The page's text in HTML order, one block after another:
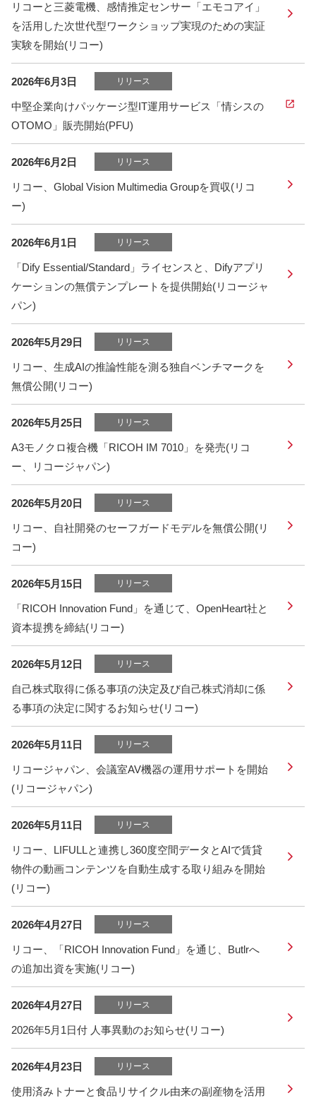
リコーと三菱電機、感情推定センサー「エモコアイ」
を活用した次世代型ワークショップ実現のための実証
実験を開始(リコー)
2026年6月3日 リリース
中堅企業向けパッケージ型IT運用サービス「情シスの
OTOMO」販売開始(PFU)
2026年6月2日 リリース
リコー、Global Vision Multimedia Groupを買収(リコ
ー)
2026年6月1日 リリース
「Dify Essential/Standard」ライセンスと、Difyアプリ
ケーションの無償テンプレートを提供開始(リコージャ
パン)
2026年5月29日 リリース
リコー、生成AIの推論性能を測る独自ベンチマークを
無償公開(リコー)
2026年5月25日 リリース
A3モノクロ複合機「RICOH IM 7010」を発売(リコ
ー、リコージャパン)
2026年5月20日 リリース
リコー、自社開発のセーフガードモデルを無償公開(リ
コー)
2026年5月15日 リリース
「RICOH Innovation Fund」を通じて、OpenHeart社と
資本提携を締結(リコー)
2026年5月12日 リリース
自己株式取得に係る事項の決定及び自己株式消却に係
る事項の決定に関するお知らせ(リコー)
2026年5月11日 リリース
リコージャパン、会議室AV機器の運用サポートを開始
(リコージャパン)
2026年5月11日 リリース
リコー、LIFULLと連携し360度空間データとAIで賃貸
物件の動画コンテンツを自動生成する取り組みを開始
(リコー)
2026年4月27日 リリース
リコー、「RICOH Innovation Fund」を通じ、Butlrへ
の追加出資を実施(リコー)
2026年4月27日 リリース
2026年5月1日付 人事異動のお知らせ(リコー)
2026年4月23日 リリース
使用済みトナーと食品リサイクル由来の副産物を活用